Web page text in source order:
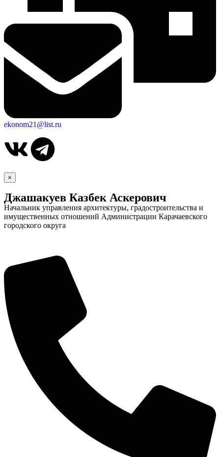
ekonom21@list.ru
×
Джашакуев Казбек Аскерович
Начальник управления архитектуры, градостроительства и
имущественных отношений Администрации Карачаевского
городского округа